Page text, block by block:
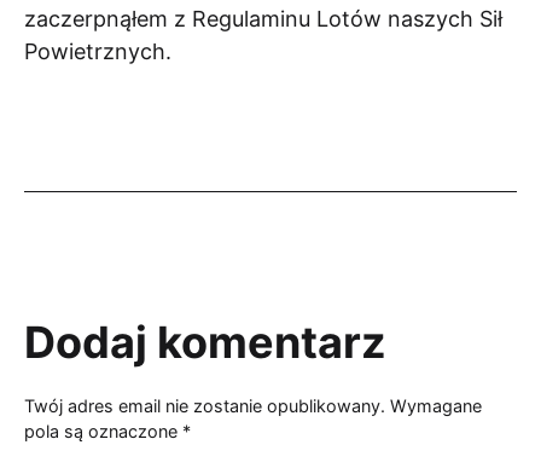
zaczerpnąłem z Regulaminu Lotów naszych Sił
Powietrznych.
Dodaj komentarz
Twój adres email nie zostanie opublikowany. Wymagane
pola są oznaczone *